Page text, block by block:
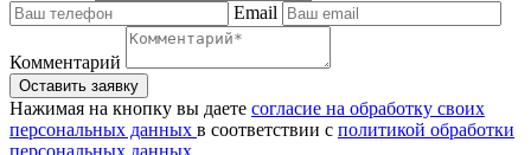
Email
Комментарий
Нажимая на кнопку вы даете согласие на обработку своих
персональных данных в соответствии с политикой обработки